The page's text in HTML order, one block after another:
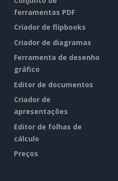
ferramentas PDF
Criador de flipbooks
Criador de diagramas
Ferramenta de desenho
gráfico
Editor de documentos
Criador de
apresentações
Editor de folhas de
cálculo
Preços